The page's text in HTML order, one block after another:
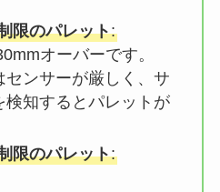
限のパレット:
オーバーです。
センサーが厳しく、サ
検知するとパレットが
限のパレット: